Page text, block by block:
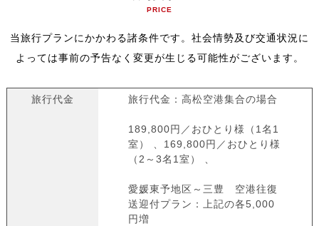
PRICE
当旅行プランにかかわる諸条件です。社会情勢及び交通状況に
よっては事前の予告なく変更が生じる可能性がございます。
旅行代金 旅行代金：高松空港集合の場合
189,800円／おひとり様（1名1
室） 、169,800円／おひとり様
（2～3名1室） 、
愛媛東予地区～三豊 空港往復
送迎付プラン：上記の各5,000
円増